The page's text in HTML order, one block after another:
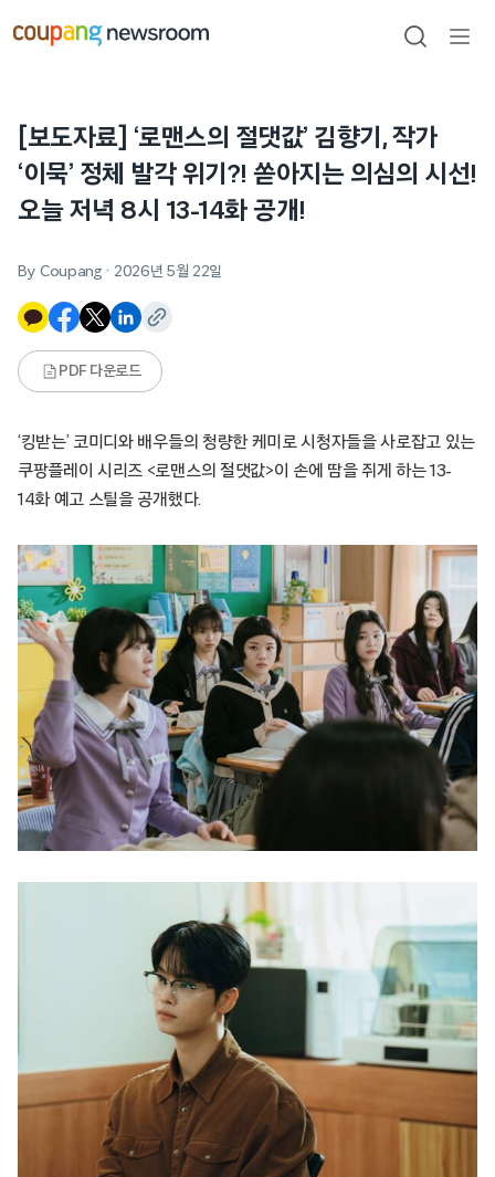
건너뛰기
검색
[보도자료] ‘로맨스의 절댓값’ 김향기, 작가
‘이묵’ 정체 발각 위기?! 쏟아지는 의심의 시선!
오늘 저녁 8시 13-14화 공개!
By Coupang · 2026년 5월 22일
PDF 다운로드
‘킹받는’ 코미디와 배우들의 청량한 케미로 시청자들을 사로잡고 있는
쿠팡플레이 시리즈 <로맨스의 절댓값>이 손에 땀을 쥐게 하는 13-
14화 예고 스틸을 공개했다.